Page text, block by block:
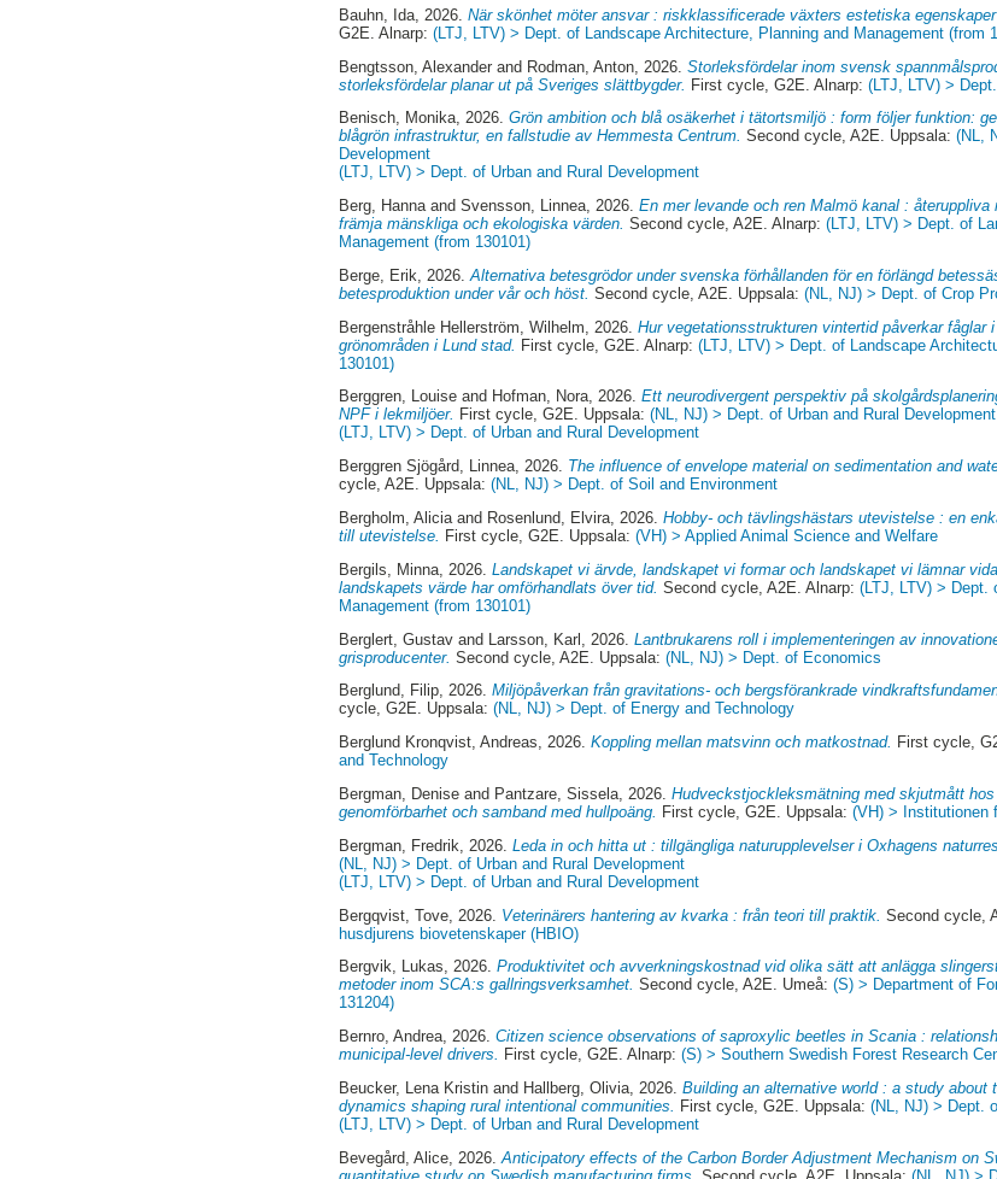
Bauhn, Ida , 2026.När skönhet möter ansvar : riskklassificerade växters estetiska
G2E. Alnarp:(LTJ, LTV) > Dept. of Landscape Architecture, Planning and Management (from
Bengtsson, Alexander and Rodman, Anton , 2026.Storleksfördelar inom svensk
storleksfördelar planar ut på Sveriges slättbygder. First cycle, G2E. Alnarp:(LTJ, LTV) >
Benisch, Monika, 2026.Grön ambition och blå osäkerhet i tätortsmiljö : form följer funktion:
blågrön infrastruktur, en fallstudie av Hemmesta Centrum. Second cycle, A2E. Uppsala:(NL,
Development
(LTJ, LTV) > Dept. of Urban and Rural Development
Berg, HannaandSvensson, Linnea, 2026.En mer levande och ren Malmö kanal :
främja mänskliga och ekologiska värden. Second cycle, A2E. Alnarp:(LTJ, LTV) > Dept. of
Management (from 130101)
Berge, Erik , 2026.Alternativa betesgrödor under svenska förhållanden för en förlängd
betesproduktion under vår och höst. Second cycle, A2E. Uppsala:(NL, NJ) > Dept. of Crop
Bergenstråhle Hellerström, Wilhelm , 2026.Hur vegetationsstrukturen vintertid påverkar fåglar
grönområden i Lund stad. First cycle, G2E. Alnarp:(LTJ, LTV) > Dept. of Landscape
130101)
Berggren, Louise and Hofman, Nora, 2026.Ett neurodivergent perspektiv på
NPF i lekmiljöer. First cycle, G2E. Uppsala:(NL, NJ) > Dept. of Urban and Rural Development
(LTJ, LTV) > Dept. of Urban and Rural Development
Berggren Sjögård, Linnea, 2026. The influence of envelope material on sedimentation and
cycle, A2E. Uppsala:(NL, NJ) > Dept. of Soil and Environment
Bergholm, Aliciaand Rosenlund, Elvira, 2026.Hobby- och tävlingshästars utevistelse : en
till utevistelse. First cycle, G2E. Uppsala:(VH) > Applied Animal Science and Welfare
Bergils, Minna , 2026.Landskapet vi ärvde, landskapet vi formar och landskapet vi lämnar
landskapets värde har omförhandlats över tid. Second cycle, A2E. Alnarp:(LTJ, LTV) > Dept.
Management (from 130101)
Berglert, Gustav and Larsson, Karl , 2026.Lantbrukarens roll i implementeringen av
grisproducenter. Second cycle, A2E. Uppsala:(NL, NJ) > Dept. of Economics
Berglund, Filip, 2026.Miljöpåverkan från gravitations- och bergsförankrade
cycle, G2E. Uppsala:(NL, NJ) > Dept. of Energy and Technology
Berglund Kronqvist, Andreas, 2026.Koppling mellan matsvinn och matkostnad. First cycle,
and Technology
Bergman, Denise and Pantzare, Sissela, 2026.Hudveckstjockleksmätning med skjutmått
genomförbarhet och samband med hullpoäng. First cycle, G2E. Uppsala:(VH) > Institutionen
Bergman, Fredrik , 2026.Leda in och hitta ut : tillgängliga naturupplevelser i Oxhagens
(NL, NJ) > Dept. of Urban and Rural Development
(LTJ, LTV) > Dept. of Urban and Rural Development
Bergqvist, Tove , 2026. Veterinärers hantering av kvarka : från teori till praktik. Second cycle,
husdjurens biovetenskaper (HBIO)
Bergvik, Lukas, 2026.Produktivitet och avverkningskostnad vid olika sätt att anlägga
metoder inom SCA:s gallringsverksamhet. Second cycle, A2E. Umeå:(S) > Department of
131204)
Bernro, Andrea, 2026.Citizen science observations of saproxylic beetles in Scania :
municipal-level drivers. First cycle, G2E. Alnarp:(S) > Southern Swedish Forest Research
Beucker, Lena Kristin and Hallberg, Olivia, 2026.Building an alternative world : a study about
dynamics shaping rural intentional communities. First cycle, G2E. Uppsala:(NL, NJ) > Dept.
(LTJ, LTV) > Dept. of Urban and Rural Development
Bevegård, Alice , 2026.Anticipatory effects of the Carbon Border Adjustment Mechanism on